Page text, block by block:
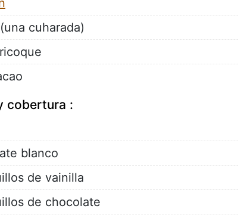
(una cuharada)
cobertura :
blanco
de vainilla
de chocolate